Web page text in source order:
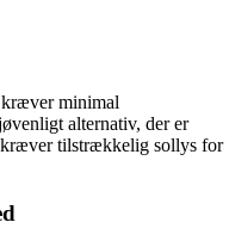
minimal
alternativ, der er
kræver tilstrækkelig sollys for